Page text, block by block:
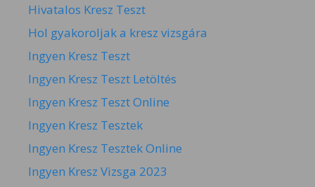
Hivatalos Kresz Teszt
Hol gyakoroljak a kresz vizsgára
Ingyen Kresz Teszt
Ingyen Kresz Teszt Letöltés
Ingyen Kresz Teszt Online
Ingyen Kresz Tesztek
Ingyen Kresz Tesztek Online
Ingyen Kresz Vizsga 2023